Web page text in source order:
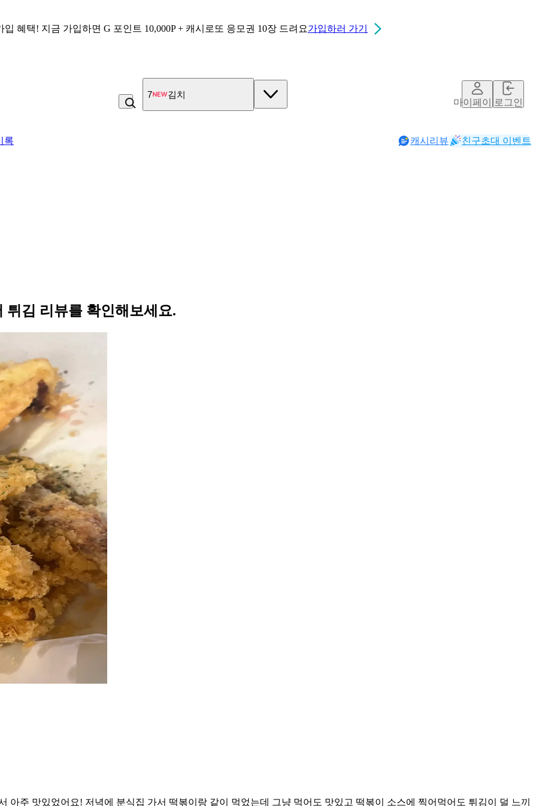
입 혜택! 지금 가입하면 G 포인트 10,000P + 캐시로또 응모권 10장 드려요가입하러 가기
7 김치
마이페이지로그인
록 캐시리뷰 친구초대 이벤트
김 리뷰를 확인해보세요.
아주 맛있었어요! 저녁에 분식집 가서 떡볶이랑 같이 먹었는데 그냥 먹어도 맛있고 떡볶이 소스에 찍어먹어도 튀김이 덜 느끼